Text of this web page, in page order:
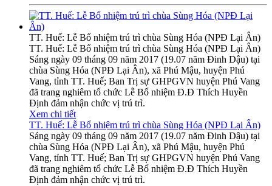
TT. Huế: Lễ Bổ nhiệm trú trì chùa Sùng Hóa (NPĐ Lại Ân)
TT. Huế: Lễ Bổ nhiệm trú trì chùa Sùng Hóa (NPĐ Lại Ân)
Sáng ngày 09 tháng 09 năm 2017 (19.07 năm Đinh Dậu) tại
chùa Sùng Hóa (NPĐ Lại Ân), xã Phú Mậu, huyện Phú
Vang, tỉnh TT. Huế; Ban Trị sự GHPGVN huyện Phú Vang
đã trang nghiêm tổ chức Lễ Bổ nhiệm Đ.Đ Thích Huyền
Định đảm nhận chức vị trú trì.
Xem chi tiết
TT. Huế: Lễ Bổ nhiệm trú trì chùa Sùng Hóa (NPĐ Lại Ân)
Sáng ngày 09 tháng 09 năm 2017 (19.07 năm Đinh Dậu) tại
chùa Sùng Hóa (NPĐ Lại Ân), xã Phú Mậu, huyện Phú
Vang, tỉnh TT. Huế; Ban Trị sự GHPGVN huyện Phú Vang
đã trang nghiêm tổ chức Lễ Bổ nhiệm Đ.Đ Thích Huyền
Định đảm nhận chức vị trú trì.